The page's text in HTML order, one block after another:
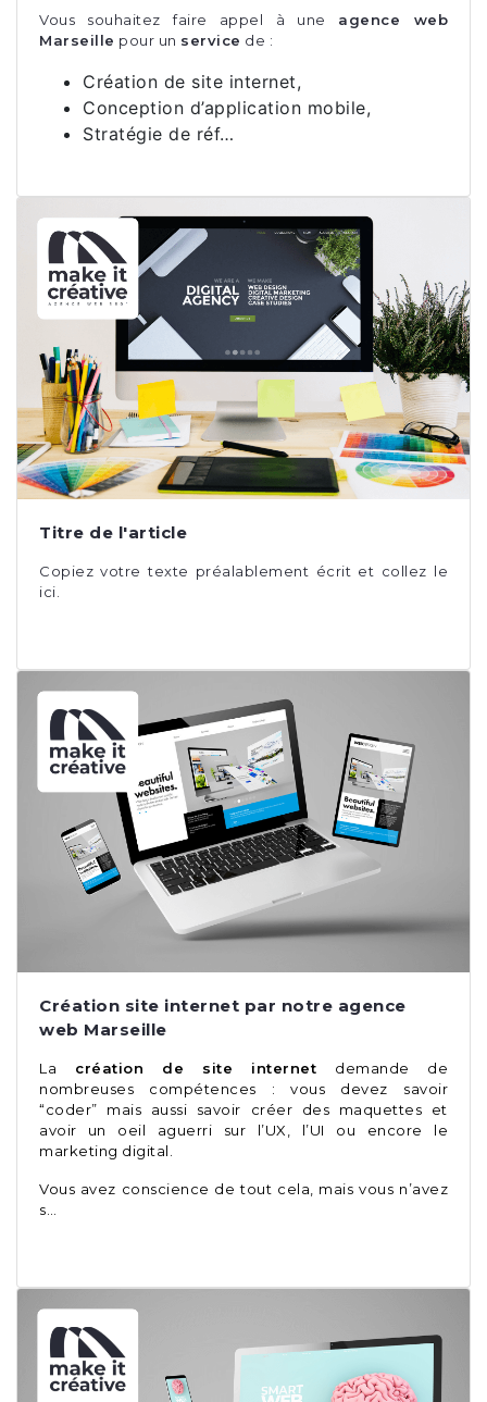
Vous souhaitez faire appel à une agence web
Marseille pour un service de :
Création de site internet,
Conception d’application mobile,
Stratégie de réf…
Titre de l'article
Copiez votre texte préalablement écrit et collez le
ici.
Création site internet par notre agence
web Marseille
La création de site internet demande de
nombreuses compétences : vous devez savoir
“coder” mais aussi savoir créer des maquettes et
avoir un oeil aguerri sur l’UX, l’UI ou encore le
marketing digital.
Vous avez conscience de tout cela, mais vous n’avez
s…